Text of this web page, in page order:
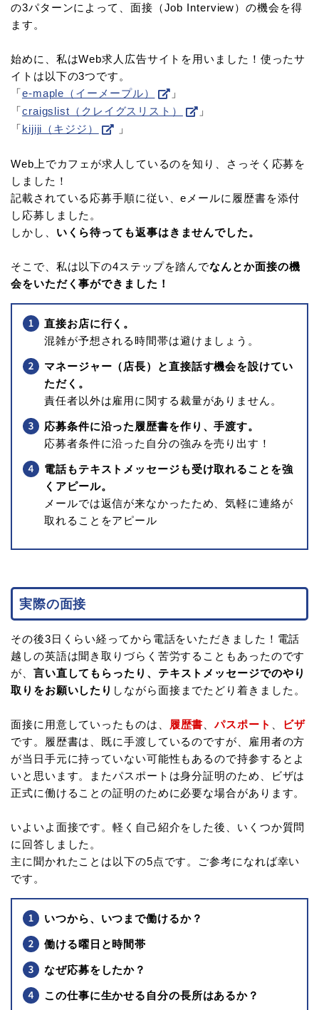
の3パターンによって、面接（Job Interview）の機会を得
ます。
始めに、私はWeb求人広告サイトを用いました！使ったサ
イトは以下の3つです。
「e-maple（イーメープル）
」
「craigslist（クレイグスリスト）
」
「kijiji（キジジ） 」
Web上でカフェが求人しているのを知り、さっそく応募を
しました！
記載されている応募手順に従い、eメールに履歴書を添付
し応募しました。
しかし、 いくら待っても返事はきませんでした。
そこで、私は以下の4ステップを踏んでなんとか面接の機
会をいただく事ができました！
直接お店に行く。
混雑が予想される時間帯は避けましょう。
マネージャー（店長）と直接話す機会を設けてい
ただく。
責任者以外は雇用に関する裁量がありません。
応募条件に沿った履歴書を作り、手渡す。
応募者条件に沿った自分の強みを売り出す！
電話もテキストメッセージも受け取れることを強
くアピール。
メールでは返信が来なかったため、気軽に連絡が
取れることをアピール
実際の面接
その後3日くらい経ってから電話をいただきました！電話
越しの英語は聞き取りづらく苦労することもあったのです
が、 言い直してもらったり、テキストメッセージでのやり
取りをお願いしたり しながら面接までたどり着きました。
面接に用意していったものは、 履歴書 、パスポート
ビザ
です。履歴書は、既に手渡しているのですが、雇用者の方
が当日手元に持っていない可能性もあるので持参するとよ
いと思います。またパスポートは身分証明のため、ビザは
正式に働けることの証明のために必要な場合があります。
いよいよ面接です。軽く自己紹介をした後、いくつか質問
に回答しました。
主に聞かれたことは以下の5点です。ご参考になれば幸い
です。
いつから、いつまで働けるか？
働ける曜日と時間帯
なぜ応募をしたか？
この仕事に生かせる自分の長所はあるか？